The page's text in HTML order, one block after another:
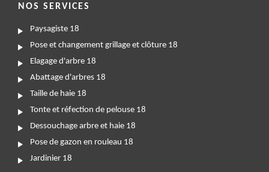
NOS SERVICES
Paysagiste 18
Pose et changement grillage et clôture 18
Elagage d'arbre 18
Abattage d'arbres 18
Taille de haie 18
Tonte et réfection de pelouse 18
Dessouchage arbre et haie 18
Pose de gazon en rouleau 18
Jardinier 18